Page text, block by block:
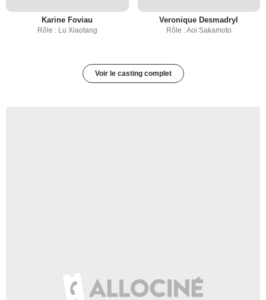
Karine Foviau
Rôle : Lu Xiaotang
Veronique Desmadryl
Rôle : Aoi Sakamoto
Voir le casting complet